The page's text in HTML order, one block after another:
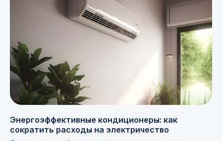
Энергоэффективные кондиционеры: как
сократить расходы на электричество